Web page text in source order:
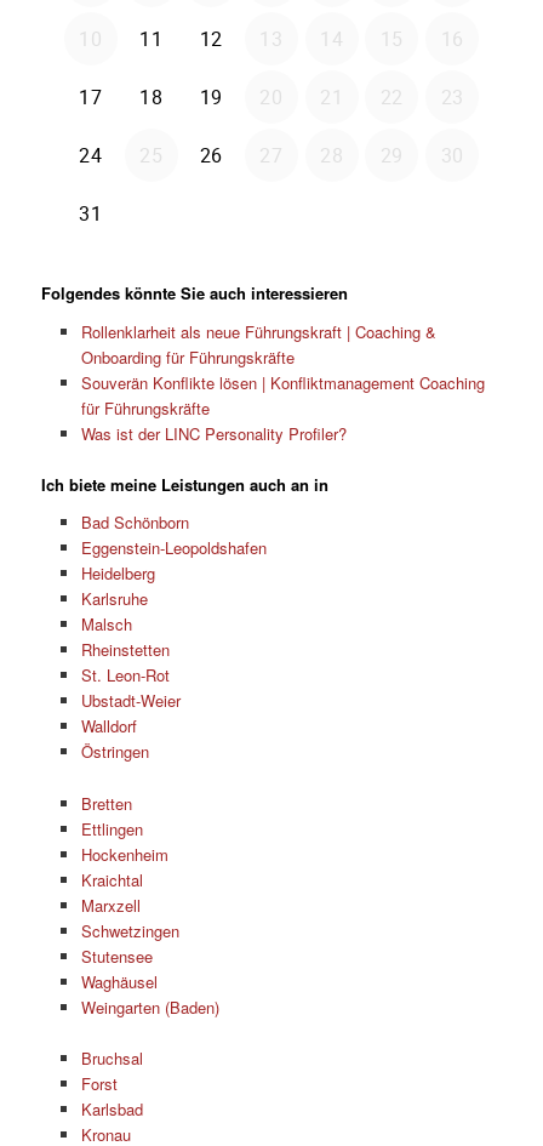
Folgendes könnte Sie auch interessieren
Rollenklarheit als neue Führungskraft | Coaching &
Onboarding für Führungskräfte
Souverän Konflikte lösen | Konfliktmanagement Coaching
für Führungskräfte
Was ist der LINC Personality Profiler?
Ich biete meine Leistungen auch an in
Bad Schönborn
Eggenstein-Leopoldshafen
Heidelberg
Karlsruhe
Malsch
Rheinstetten
St. Leon-Rot
Ubstadt-Weier
Walldorf
Östringen
Bretten
Ettlingen
Hockenheim
Kraichtal
Marxzell
Schwetzingen
Stutensee
Waghäusel
Weingarten (Baden)
Bruchsal
Forst
Karlsbad
Kronau